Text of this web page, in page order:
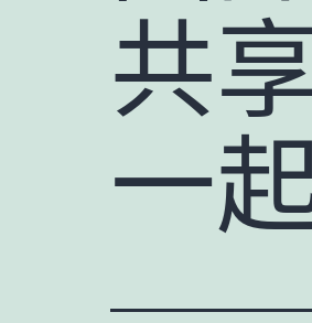
共
一